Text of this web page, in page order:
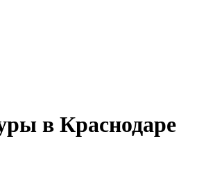
в Краснодаре